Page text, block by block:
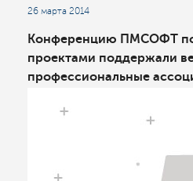
26 марта 2014
Конференцию ПМСОФТ
проектами поддержали
профессиональные